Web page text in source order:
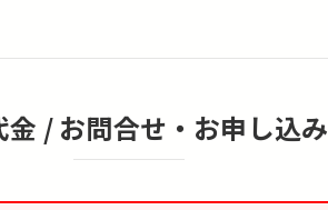
金 /お問合せ・お申し込み